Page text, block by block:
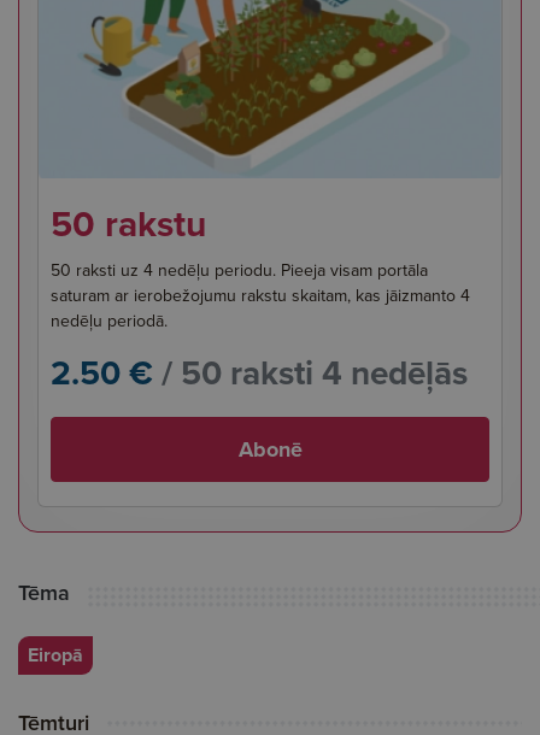
50 rakstu
50 raksti uz 4 nedēļu periodu. Pieeja visam portāla
saturam ar ierobežojumu rakstu skaitam, kas jāizmanto 4
nedēļu periodā.
2.50 €/ 50 raksti 4 nedēļās
Abonē
Tēma
Eiropā
Tēmturi